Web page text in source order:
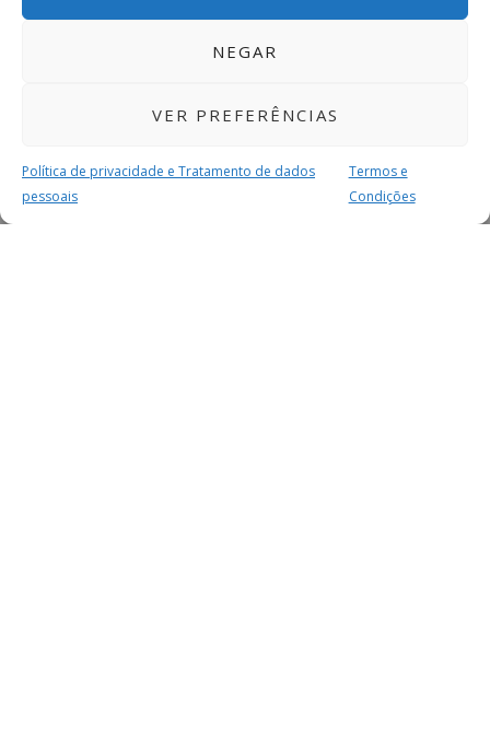
NEGAR
VER PREFERÊNCIAS
Política de privacidade e Tratamento de dados
pessoais
Termos e
Condições